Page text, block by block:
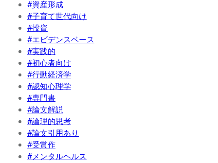
#資産形成
#子育て世代向け
#投資
#エビデンスベース
#実践的
#初心者向け
#行動経済学
#認知心理学
#専門書
#論文解説
#論理的思考
#論文引用あり
#受賞作
#メンタルヘルス